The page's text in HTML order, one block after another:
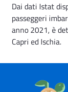
Dai dati Istat
passeggeri
anno 2021, è
Capri ed Ischia.